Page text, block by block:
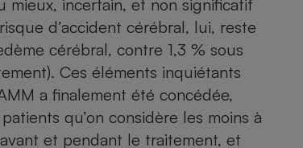
mieux, incertain, et non significatif
d’accident cérébral, lui, reste
cérébral, contre 1,3 % sous
Ces éléments inquiétants
a finalement été concédée,
qu’on considère les moins à
et pendant le traitement, et
Aspirateur